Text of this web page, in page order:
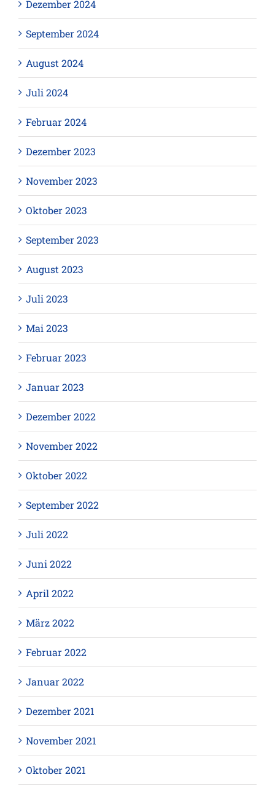
Dezember 2024
September 2024
August 2024
Juli 2024
Februar 2024
Dezember 2023
November 2023
Oktober 2023
September 2023
August 2023
Juli 2023
Mai 2023
Februar 2023
Januar 2023
Dezember 2022
November 2022
Oktober 2022
September 2022
Juli 2022
Juni 2022
April 2022
März 2022
Februar 2022
Januar 2022
Dezember 2021
November 2021
Oktober 2021